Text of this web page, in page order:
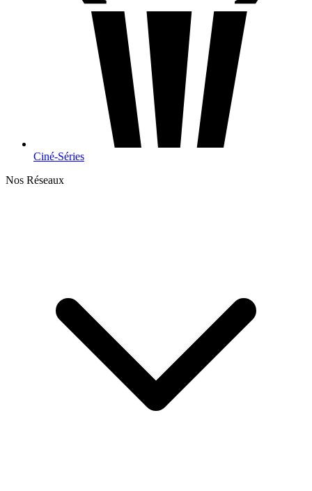
Ciné-Séries
Nos Réseaux